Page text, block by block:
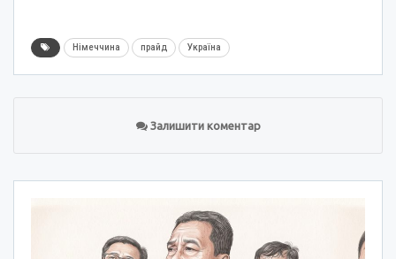
Німеччина прайд Україна
Залишити коментар